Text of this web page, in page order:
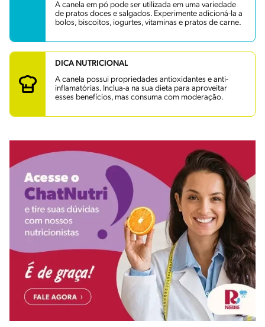
A canela em pó pode ser utilizada em uma variedade
de pratos doces e salgados. Experimente adicioná-la a
bolos, biscoitos, iogurtes, vitaminas e pratos de carne.
DICA NUTRICIONAL
A canela possui propriedades antioxidantes e anti-
inflamatórias. Inclua-a na sua dieta para aproveitar
esses benefícios, mas consuma com moderação.